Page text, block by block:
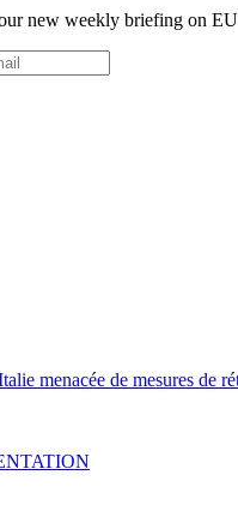
new weekly briefing on
menacée de mesures de